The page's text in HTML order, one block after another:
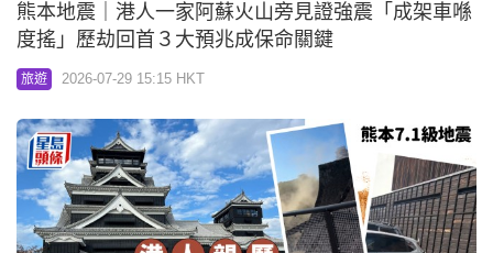
熊本地震｜港人一家阿蘇火山旁見證強震「成架車喺
度搖」歷劫回首３大預兆成保命關鍵
旅遊 2026-07-29 15:15 HKT